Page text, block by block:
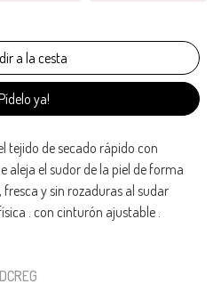
ya!
tejido de secado rápido con
aleja el sudor de la piel de forma
y sin rozaduras al sudar
. con cinturón ajustable .